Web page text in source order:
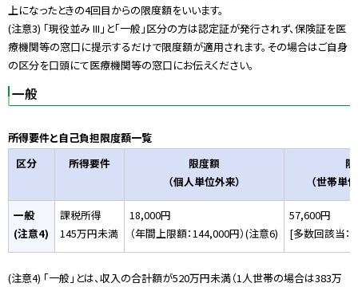
上になったときの4回目からの限度額をいいます。
(注意3) 「現役並み III」と「一般」区分の方は認定証が発行されず、保険証を医
療機関等の窓口に提示するだけで限度額が適用されます。その場合はご自身
の区分を口頭にて医療機関等の窓口にお伝えください。
一般
所得要件と自己負担限度額一覧
区分
所得要件
限度額
（個人単位外来）
（世帯単
一般
(注意4)
課税所得
145万円未満
18,000円
（年間上限額：144,000円）(注意6)
57,600円
[多数回該当：
(注意4) 「一般」とは、収入の合計額が520万円未満（1人世帯の場合は383万